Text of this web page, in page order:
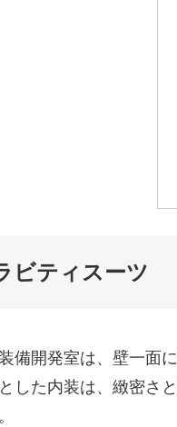
ビティスーツ
備開発室は、壁一面
した内装は、緻密さ